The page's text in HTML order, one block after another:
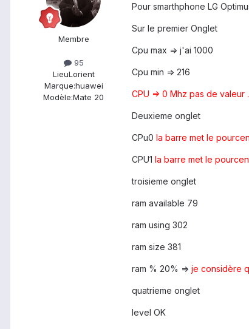
Membre
95
LieuLorient
Marque:huawei
Modèle:Mate 20
Pour smarthphone LG
Sur le premier Onglet
Cpu max => j'ai 1000
Cpu min => 216
CPU => 0 Mhz pas de valeur
Deuxieme onglet
CPu0 la barre met le
CPU1 la barre met le
troisieme onglet
ram available 79
ram using 302
ram size 381
ram % 20% => je considère
quatrieme onglet
level OK